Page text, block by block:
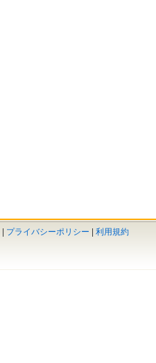
プライバシーポリシー 利用規約